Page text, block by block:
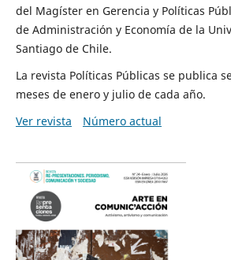
del Magíster en Gerencia y Políticas
de Administración y Economía de la
Santiago de Chile.
La revista Políticas Públicas se publica
meses de enero y julio de cada año.
Ver revista
Número actual